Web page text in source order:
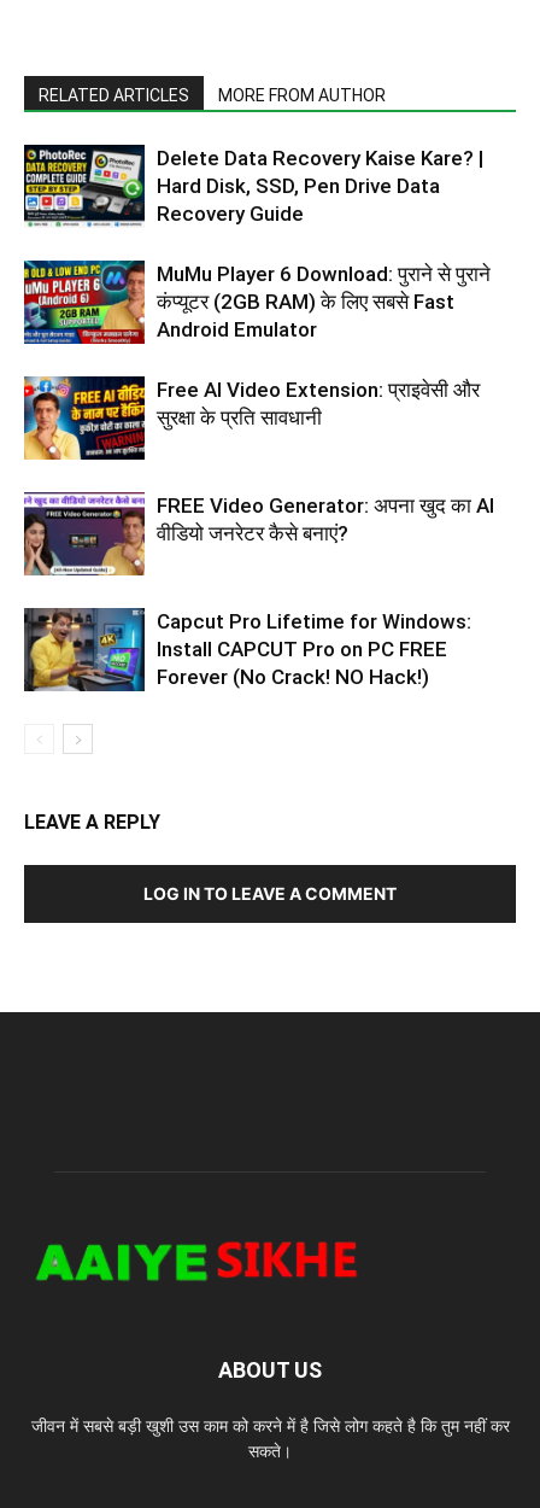
RELATED ARTICLES MORE FROM AUTHOR
Delete Data Recovery Kaise Kare? |
Hard Disk, SSD, Pen Drive Data
Recovery Guide
MuMu Player 6 Download: पुराने से पुराने
कंप्यूटर (2GB RAM) के लिए सबसे Fast
Android Emulator
Free AI Video Extension: प्राइवेसी और
सुरक्षा के प्रति सावधानी
FREE Video Generator: अपना खुद का AI
वीडियो जनरेटर कैसे बनाएं?
Capcut Pro Lifetime for Windows:
Install CAPCUT Pro on PC FREE
Forever (No Crack! NO Hack!)
LEAVE A REPLY
LOG IN TO LEAVE A COMMENT
ABOUT US
जीवन में सबसे बड़ी खुशी उस काम को करने में है जिसे लोग कहते है कि तुम नहीं कर
सकते।